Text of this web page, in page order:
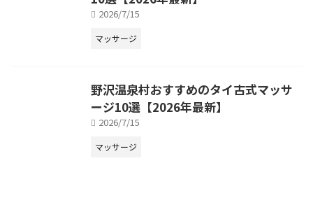
2026/7/15
マッサージ
野沢温泉村おすすめのタイ古式マッサ
ージ10選【2026年最新】
2026/7/15
マッサージ